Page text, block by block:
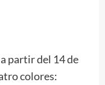
partir del 14 de
colores: